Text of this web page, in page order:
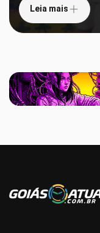
Leia mais
Sem categoria